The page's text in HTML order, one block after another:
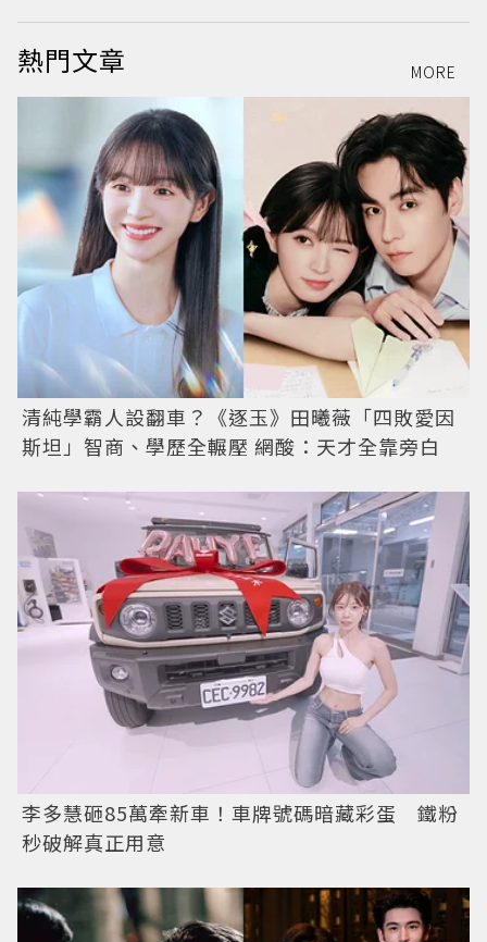
熱門文章 MORE
清純學霸人設翻車？《逐玉》田曦薇「四敗愛因
斯坦」智商、學歷全輾壓 網酸：天才全靠旁白
李多慧砸85萬牽新車！車牌號碼暗藏彩蛋 鐵粉
秒破解真正用意